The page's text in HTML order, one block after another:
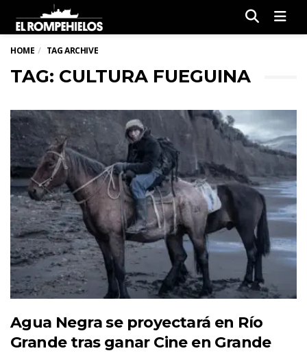
HOME TAG ARCHIVE
TAG: CULTURA FUEGUINA
Agua Negra se proyectará en Río
Grande tras ganar Cine en Grande